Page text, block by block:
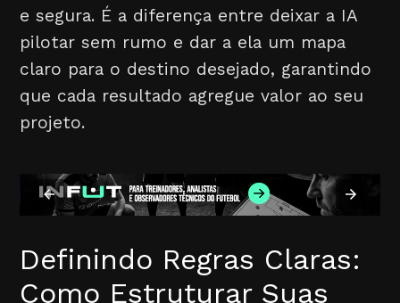
e segura. É a diferença entre deixar a IA
pilotar sem rumo e dar a ela um mapa
claro para o destino desejado, garantindo
que cada resultado agregue valor ao seu
projeto.
Definindo Regras Claras:
Como Estruturar Suas